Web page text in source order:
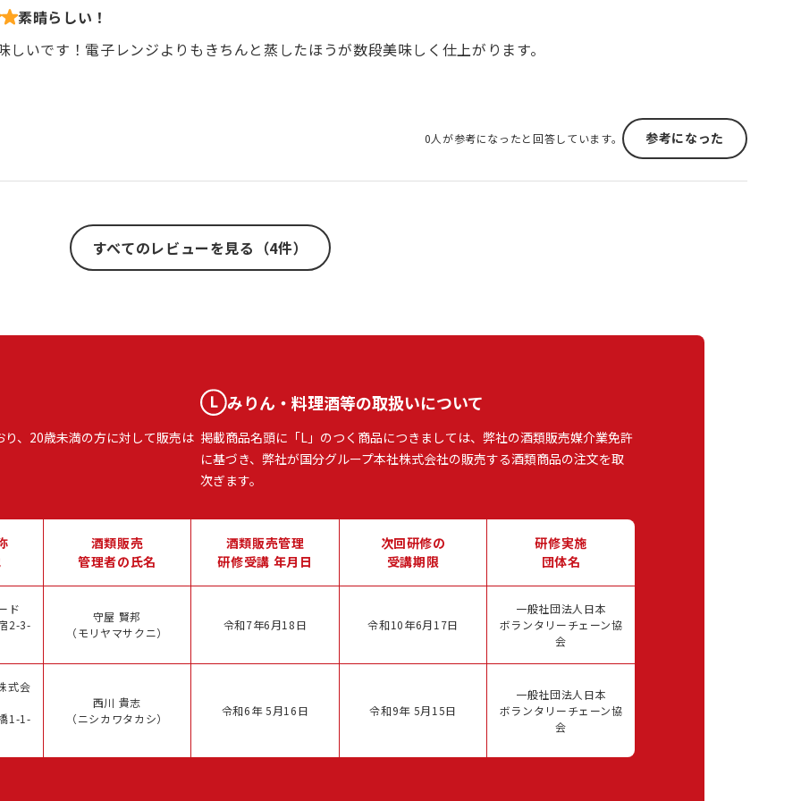
素晴らしい！
しいです！電子レンジよりもきちんと蒸したほうが数段美味しく仕上がります。
0人が参考になったと回答しています。 参考になった
すべてのレビューを見る（4件）
、20歳未満の方に対して販売は
みりん・料理酒等の取扱いについて
掲載商品名頭に「L」のつく商品につきましては、弊社の酒類販売媒介業免許
に基づき、弊社が国分グループ本社株式会社の販売する酒類商品の注文を取
次ぎます。
酒類販売
管理者の氏名
酒類販売管理
研修受講 年月日
次回研修の
受講期限
研修実施
団体名
ド
2-3-
守屋 賢邦
（モリヤマサクニ）
令和7年6月18日 令和10年6月17日
一般社団法人日本
ボランタリーチェーン協
会
式会
1-1-
西川 貴志
（ニシカワタカシ）
令和6年 5月16日 令和9年 5月15日
一般社団法人日本
ボランタリーチェーン協
会